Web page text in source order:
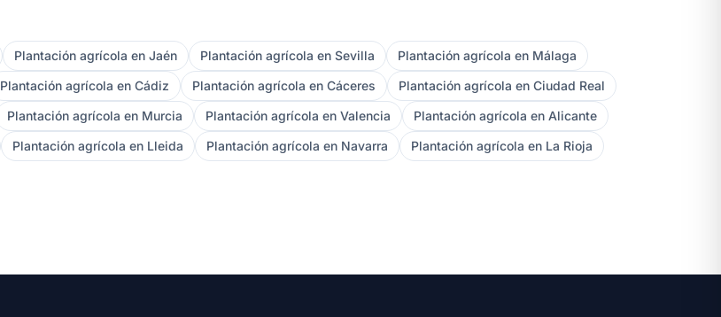
Plantación agrícola en Jaén Plantación agrícola en Sevilla
Plantación agrícola en Málaga
Plantación agrícola en Cádiz Plantación agrícola en Cáceres
Plantación agrícola en Ciudad Real
Plantación agrícola en Murcia Plantación agrícola en Valencia
Plantación agrícola en Alicante
Plantación agrícola en Lleida Plantación agrícola en Navarra Plantación agrícola en La Rioja